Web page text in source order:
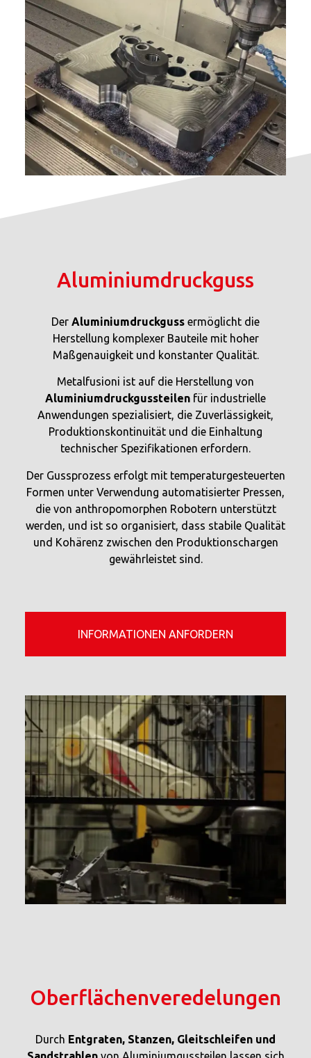
Aluminiumdruckguss
Der Aluminiumdruckguss ermöglicht die
Herstellung komplexer Bauteile mit hoher
Maßgenauigkeit und konstanter Qualität.
Metalfusioni ist auf die Herstellung von
Aluminiumdruckgussteilen für industrielle
Anwendungen spezialisiert, die Zuverlässigkeit,
Produktionskontinuität und die Einhaltung
technischer Spezifikationen erfordern.
Der Gussprozess erfolgt mit temperaturgesteuerten
Formen unter Verwendung automatisierter Pressen,
die von anthropomorphen Robotern unterstützt
werden, und ist so organisiert, dass stabile Qualität
und Kohärenz zwischen den Produktionschargen
gewährleistet sind.
INFORMATIONEN ANFORDERN
Oberflächenveredelungen
Durch Entgraten, Stanzen, Gleitschleifen und